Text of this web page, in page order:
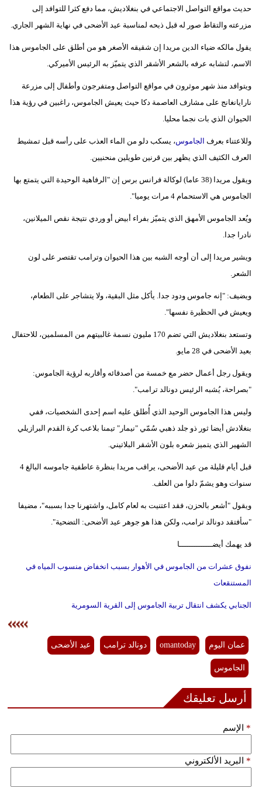
وتكنولوجيا
بيئة
أبراج
فيديو
سيارات
حديث مواقع التواصل الاجتماعي في بنغلاديش، مما دفع كثرا للتوافد إلى
مزرعته والتقاط صور له قبل ذبحه لمناسبة عيد الأضحى في نهاية الشهر الجاري.
يقول مالكه ضياء الدين مريدا إن شقيقه الأصغر هو من أطلق على الجاموس هذا
الاسم، لتشابه عرفه بالشعر الأشقر الذي يتميّز به الرئيس الأميركي.
ويتوافد منذ شهر موثرون في مواقع التواصل ومتفرجون وأطفال إلى مزرعة
نارايانغانج على مشارف العاصمة دكا حيث يعيش الجاموس، راغبين في رؤية هذا
الحيوان الذي بات نجما محليا.
وللاعتناء بعرف الجاموس، يسكب دلو من الماء العذب على رأسه قبل تمشيط
العرف الكثيف الذي يظهر بين قرنين طويلين منحنيين.
ويقول مريدا (38 عاما) لوكالة فرانس برس إن "الرفاهية الوحيدة التي يتمتع بها
الجاموس هي الاستحمام 4 مرات يوميا".
ويُعد الجاموس الأمهق الذي يتميّز بفراء أبيض أو وردي نتيجة نقص الميلانين،
نادرا جدا.
ويشير مريدا إلى أن أوجه الشبه بين هذا الحيوان وترامب تقتصر على لون
الشعر.
ويضيف: "إنه جاموس ودود جدا. يأكل مثل البقية، ولا يتشاجر على الطعام،
ويعيش في الحظيرة نفسها".
وتستعد بنغلاديش التي تضم 170 مليون نسمة غالبيتهم من المسلمين، للاحتفال
بعيد الأضحى في 28 مايو.
ويقول رجل أعمال حضر مع خمسة من أصدقائه وأقاربه لرؤية الجاموس:
"بصراحة، يُشبه الرئيس دونالد ترامب".
وليس هذا الجاموس الوحيد الذي أُطلق عليه اسم إحدى الشخصيات، ففي
بنغلادش أيضا ثور ذو جلد ذهبي سُمّي "نيمار" تيمنا بلاعب كرة القدم البرازيلي
الشهير الذي يتميز شعره بلون الأشقر البلاتيني.
قبل أيام قليلة من عيد الأضحى، يراقب مريدا بنظرة عاطفية جاموسه البالغ 4
سنوات وهو يشمّ دلوا من العلف.
ويقول "أشعر بالحزن، فقد اعتنيت به لعام كامل، واشتهرنا جدا بسببه"، مضيفا
"سأفتقد دونالد ترامب، ولكن هذا هو جوهر عيد الأضحى: التضحية".
قد يهمك أيضــــــــــــــا
نفوق عشرات من الجاموس في الأهوار بسبب انخفاض منسوب المياه في
المستنقعات
الجنابي يكشف انتقال تربية الجاموس إلى القرية السومرية
عمان اليوم omantoday دونالد ترامب عيد الأضحى
الجاموس
أرسل تعليقك
الإسم *
البريد الألكتروني *